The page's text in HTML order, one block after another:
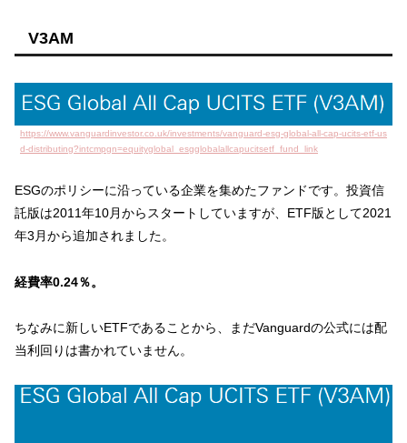
V3AM
https://www.vanguardinvestor.co.uk/investments/vanguard-esg-global-all-cap-ucits-etf-us
d-distributing?intcmpgn=equityglobal_esgglobalallcapucitsetf_fund_link
ESGのポリシーに沿っている企業を集めたファンドです。投資信
託版は2011年10月からスタートしていますが、ETF版として2021
年3月から追加されました。
経費率0.24％。
ちなみに新しいETFであることから、まだVanguardの公式には配
当利回りは書かれていません。